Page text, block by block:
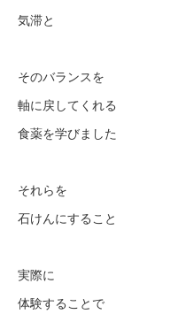
気滞と
そのバランスを
軸に戻してくれる
食薬を学びました
それらを
石けんにすること
実際に
体験することで